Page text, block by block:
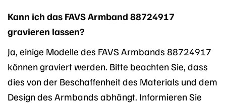
Kann ich das FAVS Armband 88724917
gravieren lassen?
Ja, einige Modelle des FAVS Armbands 88724917
können graviert werden. Bitte beachten Sie, dass
dies von der Beschaffenheit des Materials und dem
Design des Armbands abhängt. Informieren Sie